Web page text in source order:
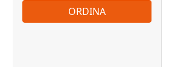
ORDINA